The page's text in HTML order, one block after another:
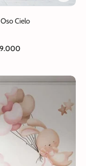
Cielo